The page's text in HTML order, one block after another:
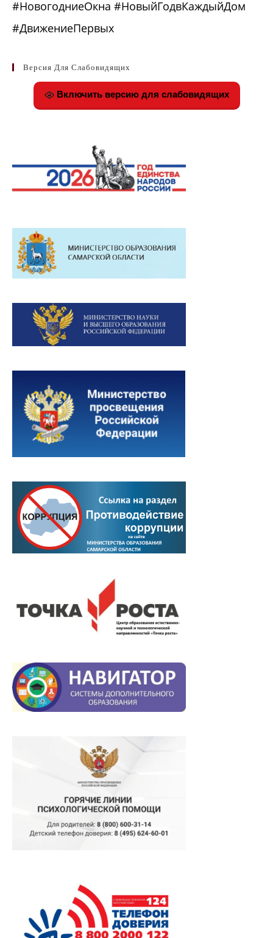
#НовогодниеОкна #НовыйГодвКаждыйДом
#ДвижениеПервых
Версия Для Слабовидящих
Включить версию для слабовидящих